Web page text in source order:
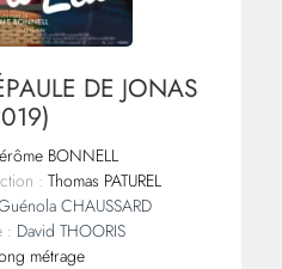
DE JONAS
BONNELL
: Thomas PATUREL
CHAUSSARD
: David THOORIS
métrage